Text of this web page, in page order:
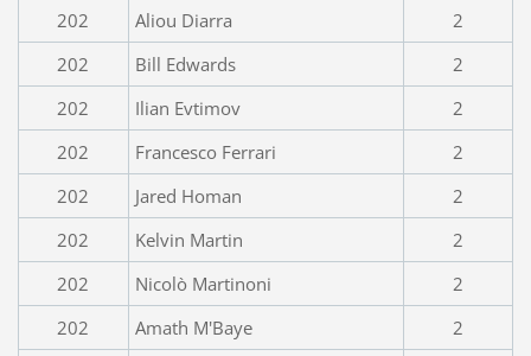
202
Aliou Diarra
2
202
Bill Edwards
2
202
Ilian Evtimov
2
202
Francesco Ferrari
2
202
Jared Homan
2
202
Kelvin Martin
2
202
Nicolò Martinoni
2
202
Amath M'Baye
2